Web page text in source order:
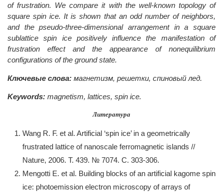
of frustration. We compare it with the well-known topology of
square spin ice. It is shown that an odd number of neighbors,
and the pseudo-three-dimensional arrangement in a square
sublattice spin ice positively influence the manifestation of
frustration effect and the appearance of nonequilibrium
configurations of the ground state.
Ключевые слова: магнетизм, решетки, спиновый лед.
Keywords: magnetism, lattices, spin ice.
Литература
Wang R. F. et al. Artificial ‘spin ice’ in a geometrically
frustrated lattice of nanoscale ferromagnetic islands //
Nature, 2006. Т. 439. № 7074. С. 303-306.
Mengotti E. et al. Building blocks of an artificial kagome spin
ice: photoemission electron microscopy of arrays of